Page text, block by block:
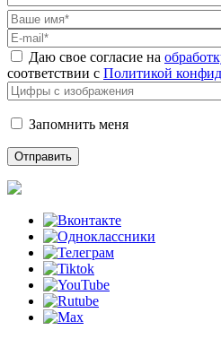
Даю свое согласие на
соответствии с Политикой
Запомнить меня